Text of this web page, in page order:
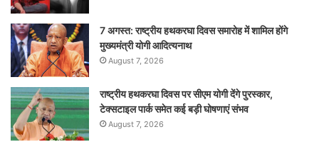
7 अगस्त: राष्ट्रीय हथकरघा दिवस समारोह में शामिल होंगे
मुख्यमंत्री योगी आदित्यनाथ
August 7, 2026
राष्ट्रीय हथकरघा दिवस पर सीएम योगी देंगे पुरस्कार,
टेक्सटाइल पार्क समेत कई बड़ी घोषणाएं संभव
August 7, 2026